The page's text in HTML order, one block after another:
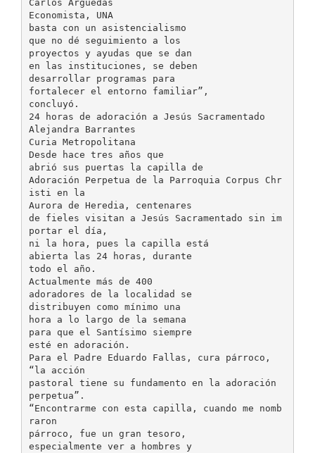
Carlos Arguedas
Economista, UNA
basta con un asistencialismo
que no dé seguimiento a los
proyectos y ayudas que se dan
en las instituciones, se deben
desarrollar programas para
fortalecer el entorno familiar”,
concluyó.
24 horas de adoración a Jesús Sacramentado
Alejandra Barrantes
Curia Metropolitana
Desde hace tres años que
abrió sus puertas la capilla de
Adoración Perpetua de la Parroquia Corpus Chr
isti en la
Aurora de Heredia, centenares
de fieles visitan a Jesús Sacramentado sin im
portar el día,
ni la hora, pues la capilla está
abierta las 24 horas, durante
todo el año.
Actualmente más de 400
adoradores de la localidad se
distribuyen como mínimo una
hora a lo largo de la semana
para que el Santísimo siempre
esté en adoración.
Para el Padre Eduardo Fallas, cura párroco,
“la acción
pastoral tiene su fundamento en la adoración
perpetua”.
“Encontrarme con esta capilla, cuando me nomb
raron
párroco, fue un gran tesoro,
especialmente ver a hombres y